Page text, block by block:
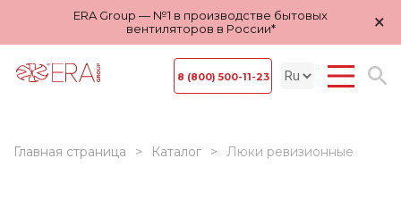
ERA Group — №1 в производстве бытовых
вентиляторов в России*
×
8 (800) 500-11-23
Главная страница Каталог Люки ревизионные